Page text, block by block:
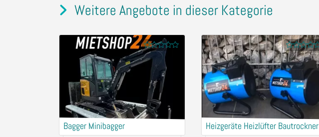
Weitere Angebote in dieser Kategorie
Bagger Minibagger Heizgeräte Heizlüfter Bautrockner